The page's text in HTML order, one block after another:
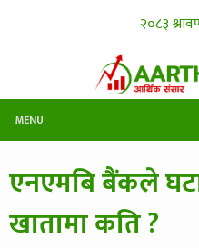
MENU
एनएमबि बैंकले
खातामा कति ?